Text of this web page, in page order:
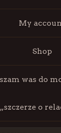
My
Shop
was do
„szczerze o